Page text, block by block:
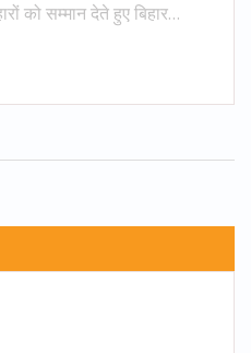
को सम्मान देते हुए बिहार
को दर्शाया है।